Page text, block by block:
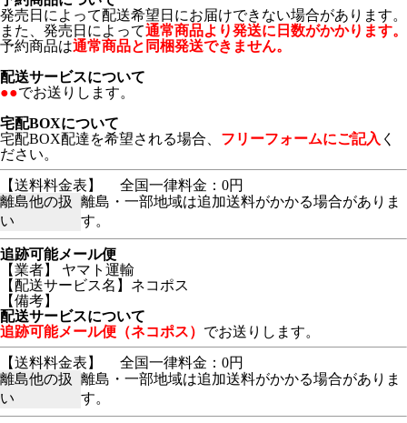
発売日によって配送希望日にお届けできない場合があります。
また、発売日によって通常商品より発送に日数がかかります。
予約商品は通常商品と同梱発送できません。
配送サービスについて
●●でお送りします。
宅配BOXについて
宅配BOX配達を希望される場合、 フリーフォームにご記入 く
ださい。
【送料料金表】
全国一律料金：0円
離島他の扱
い
離島・一部地域は追加送料がかかる場合がありま
す。
追跡可能メール便
【業者】 ヤマト運輸
【配送サービス名】ネコポス
【備考】
配送サービスについて
追跡可能メール便（ネコポス） でお送りします。
【送料料金表】
全国一律料金：0円
離島他の扱
い
離島・一部地域は追加送料がかかる場合がありま
す。